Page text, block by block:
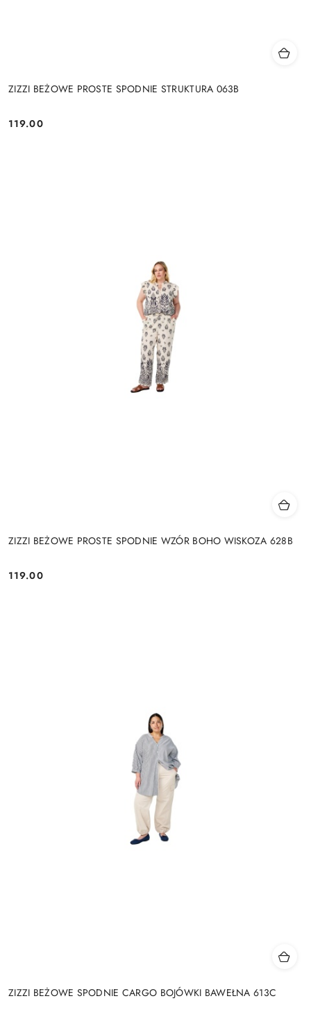
ZIZZI BEŻOWE PROSTE SPODNIE STRUKTURA 063B
Cena:
119.00
ZIZZI BEŻOWE PROSTE SPODNIE WZÓR BOHO WISKOZA 628B
Cena:
119.00
ZIZZI BEŻOWE SPODNIE CARGO BOJÓWKI BAWEŁNA 613C